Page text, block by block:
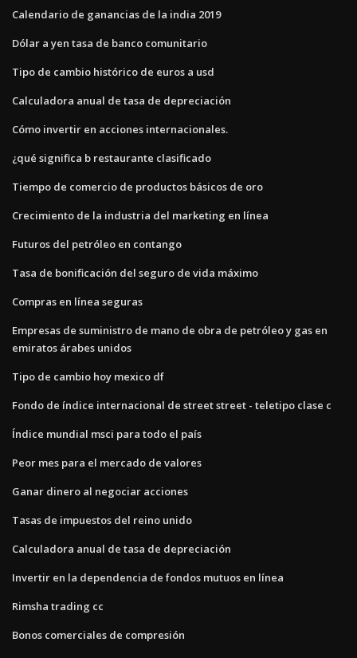
Calendario de ganancias de la india 2019
Dólar a yen tasa de banco comunitario
Tipo de cambio histórico de euros a usd
Calculadora anual de tasa de depreciación
Cómo invertir en acciones internacionales.
¿qué significa b restaurante clasificado
Tiempo de comercio de productos básicos de oro
Crecimiento de la industria del marketing en línea
Futuros del petróleo en contango
Tasa de bonificación del seguro de vida máximo
Compras en línea seguras
Empresas de suministro de mano de obra de petróleo y gas en
emiratos árabes unidos
Tipo de cambio hoy mexico df
Fondo de índice internacional de street street - teletipo clase c
Índice mundial msci para todo el país
Peor mes para el mercado de valores
Ganar dinero al negociar acciones
Tasas de impuestos del reino unido
Calculadora anual de tasa de depreciación
Invertir en la dependencia de fondos mutuos en línea
Rimsha trading cc
Bonos comerciales de compresión